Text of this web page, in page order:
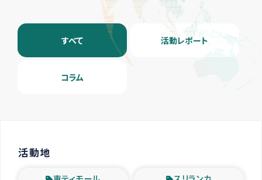
すべて 活動レポート
コラム
活動地